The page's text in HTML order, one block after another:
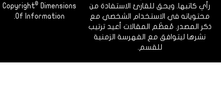
رأي كاتبها. ويحق للقارئ الاستفادة من
محتوياته في الاستخدام الشخصي مع
ذكر المصدر. مُعظَم المقالات أعيد ترتيب
نشرها ليتوافق مع الفهرسة الزمنية
للقسم.
Copyright©
Dimensions
Of Information.